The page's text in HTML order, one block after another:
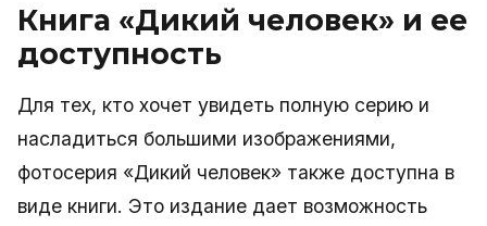
Книга «Дикий человек» и ее
доступность
Для тех, кто хочет увидеть полную серию и
насладиться большими изображениями,
фотосерия «Дикий человек» также доступна в
виде книги. Это издание дает возможность